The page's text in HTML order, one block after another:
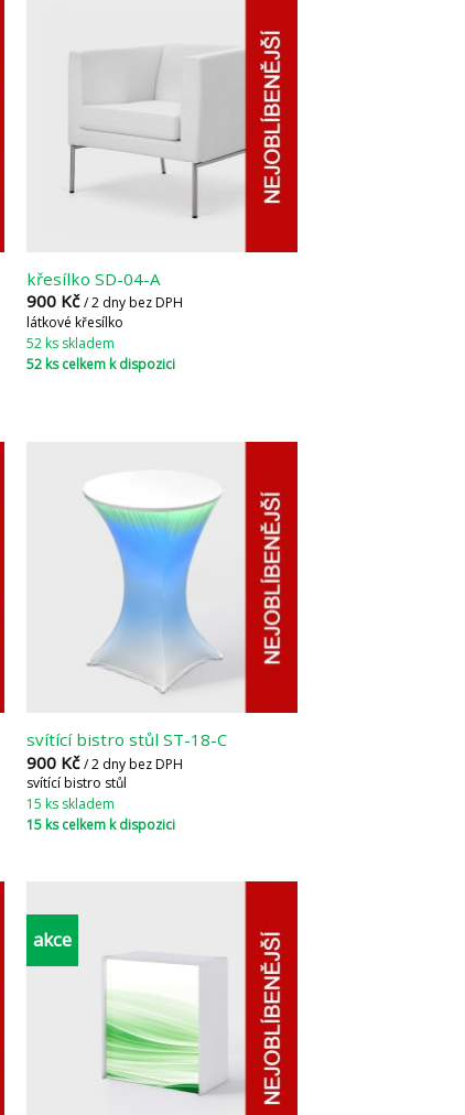
křesílko SD-04-A
900 Kč / 2 dny bez DPH
látkové křesílko
52 ks skladem
52 ks celkem k dispozici
svítící bistro stůl ST-18-C
900 Kč / 2 dny bez DPH
svítící bistro stůl
15 ks skladem
15 ks celkem k dispozici
akce